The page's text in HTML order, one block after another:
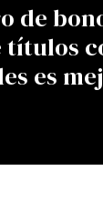
de
títulos
es